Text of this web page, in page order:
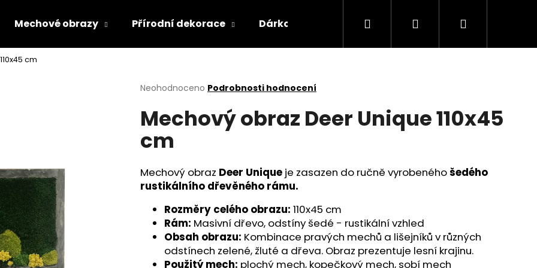
Mechové obrazy Přírodní dekorace Dárkové poukazy Domácnost
Hledat PřihlášeníNákupní
cm
Průměrné
produktu
je
z
hvězdiček.
Neohodnoceno Podrobnosti hodnocení
Mechový obraz Deer Unique 110x45
cm
Mechový obraz Deer Unique je zasazen do ručně vyrobenéhošedého
rustikálního dřevěného rámu.
Rozměry celého obrazu: 110x45 cm
Rám: Masivní dřevo, odstíny šedé - rustikální vzhled
Obsah obrazu: Kombinace pravých mechů a lišejníků v různých
odstínech zelené, žluté a dřeva. Obraz prezentuje lesní krajinu.
Použitý mech: plochý mech, kopečkový mech, sobí mech
Co potřebujete najít?
HLEDAT
Doporučujeme